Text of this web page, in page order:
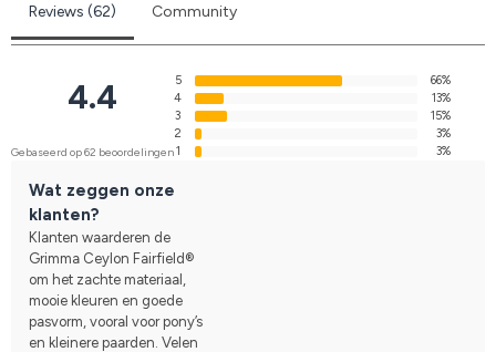
Reviews (62) Community
4.4
Gebaseerd op 62 beoordelingen
5
66%
4
13%
3
15%
2
3%
1
3%
Wat zeggen onze
klanten?
Klanten waarderen de
Grimma Ceylon Fairfield®
om het zachte materiaal,
mooie kleuren en goede
pasvorm, vooral voor pony’s
en kleinere paarden. Velen